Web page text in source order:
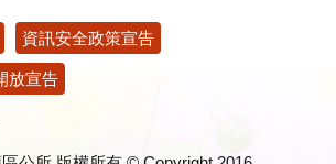
資訊安全政策宣告
放宣告